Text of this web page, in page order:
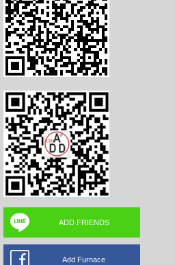
ADD FRIENDS
Add Furnace